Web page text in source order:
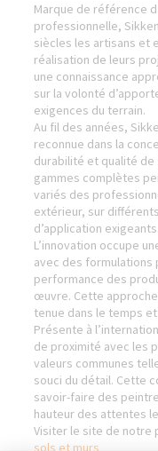
Marque de référence
professionnelle,
siècles les artisans et
réalisation de leurs
une connaissance
sur la volonté
exigences du terrain.
Au fil des années,
reconnue dans la
durabilité et qualité de
gammes complètes
variés des
extérieur, sur
d’application exigeants.
L’innovation occupe
avec des formulations
performance des
œuvre. Cette
tenue dans le temps
Présente à
de proximité avec les
valeurs communes
souci du détail. Cette
savoir-faire des
hauteur des attentes
Visiter le site de notre
sols et murs